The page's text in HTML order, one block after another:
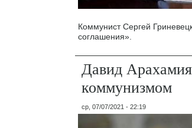
Коммунист Сергей
соглашения».
Давид
коммунизмом
ср, 07/07/2021 - 22:19